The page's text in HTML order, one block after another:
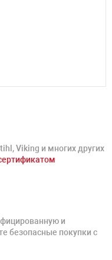
Viking и многих других
и
безопасные покупки с